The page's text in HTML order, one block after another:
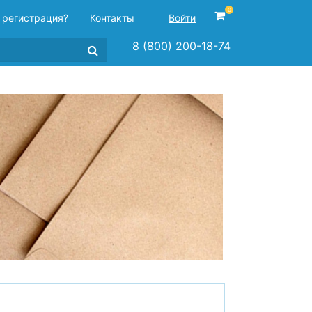
Контакты Войти
0
8 (800) 200-18-74